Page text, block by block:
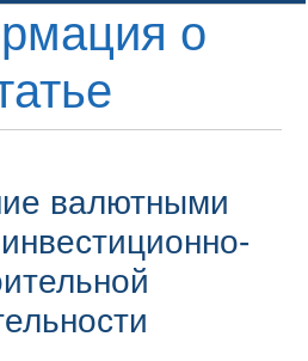
о
валютными